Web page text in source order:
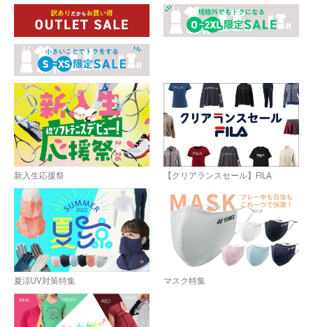
新入生応援祭 【クリアランスセール】FILA
夏涼UV対策特集 マスク特集